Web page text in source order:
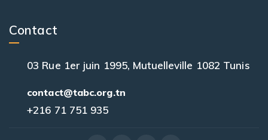
Contact
03 Rue 1er juin 1995, Mutuelleville 1082 Tunis
contact@tabc.org.tn
+216 71 751 935